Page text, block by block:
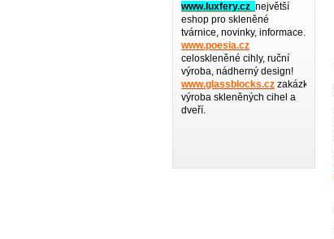
www.luxfery.cz největší
eshop pro skleněné
tvárnice, novinky, informace.
www.poesia.cz
celoskleněné cihly, ruční
výroba, nádherný design!
www.glassblocks.cz zakázková
výroba skleněných cihel a
dveří.